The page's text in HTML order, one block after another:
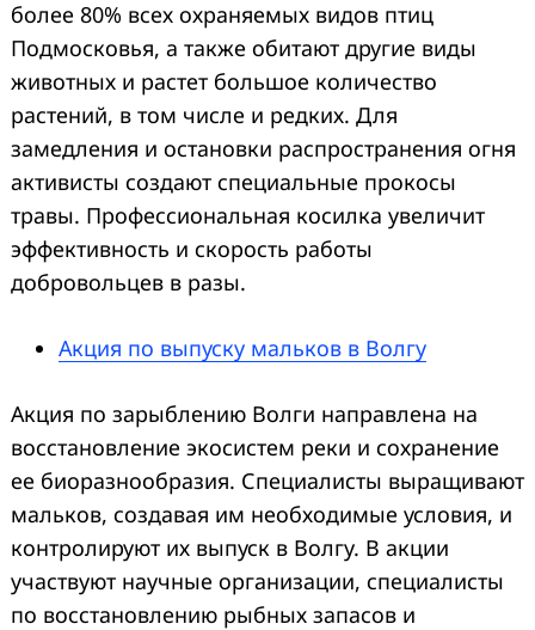
более 80% всех охраняемых видов птиц
Подмосковья, а также обитают другие виды
животных и растет большое количество
растений, в том числе и редких. Для
замедления и остановки распространения огня
активисты создают специальные прокосы
травы. Профессиональная косилка увеличит
эффективность и скорость работы
добровольцев в разы.
Акция по выпуску мальков в Волгу
Акция по зарыблению Волги направлена на
восстановление экосистем реки и сохранение
ее биоразнообразия. Специалисты выращивают
мальков, создавая им необходимые условия, и
контролируют их выпуск в Волгу. В акции
участвуют научные организации, специалисты
по восстановлению рыбных запасов и